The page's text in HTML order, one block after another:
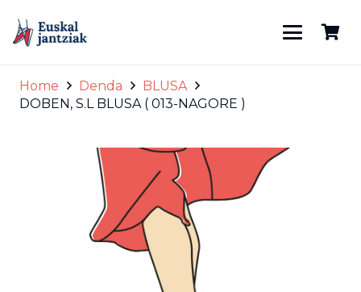
Home Denda
BLUSA
DOBEN, S.L BLUSA ( 013-NAGORE )